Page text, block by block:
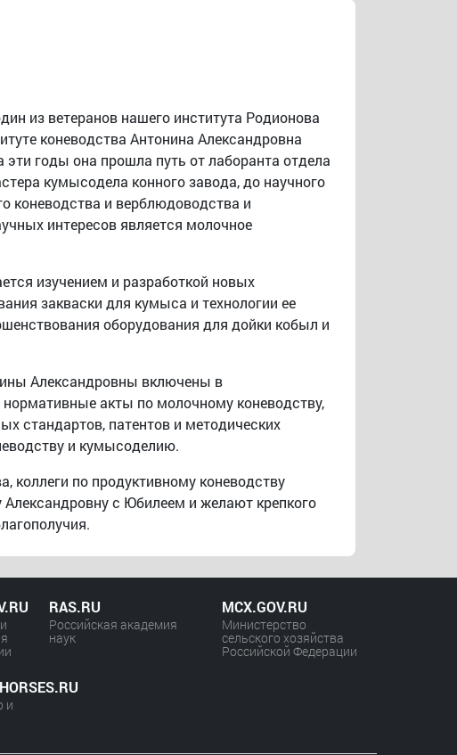
из ветеранов нашего института Родионова
коневодства Антонина Александровна
годы она прошла путь от лаборанта отдела
кумысодела конного завода, до научного
коневодства и верблюдоводства и
интересов является молочное
изучением и разработкой новых
закваски для кумыса и технологии ее
оборудования для дойки кобыл и
Александровны включены в
акты по молочному коневодству,
стандартов, патентов и методических
и кумысоделию.
коллеги по продуктивному коневодству
с Юбилеем и желают крепкого
и
RAS.RU
Российская академия
наук
MCX.GOV.RU
Министерство
сельского хозяйства
Российской Федерации